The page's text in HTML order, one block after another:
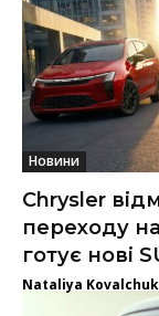
Новини
Chrysler
переходу
готує нові
Nataliya Kovalchuk